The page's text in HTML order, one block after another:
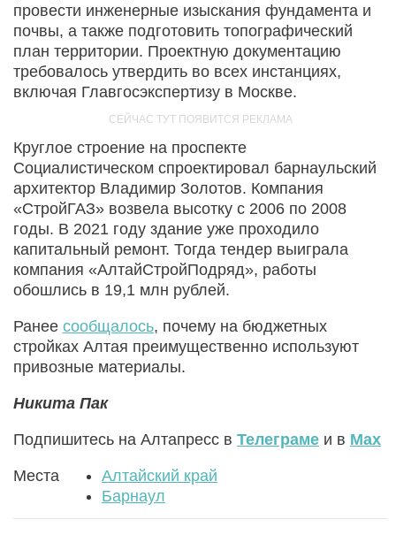
провести инженерные изыскания фундамента и
почвы, а также подготовить топографический
план территории. Проектную документацию
требовалось утвердить во всех инстанциях,
включая Главгосэкспертизу в Москве.
Круглое строение на проспекте
Социалистическом спроектировал барнаульский
архитектор Владимир Золотов. Компания
«СтройГАЗ» возвела высотку с 2006 по 2008
годы. В 2021 году здание уже проходило
капитальный ремонт. Тогда тендер выиграла
компания «АлтайСтройПодряд», работы
обошлись в 19,1 млн рублей.
Ранее сообщалось, почему на бюджетных
стройках Алтая преимущественно используют
привозные материалы.
Никита Пак
Подпишитесь на Алтапресс в Телеграме и в Max
Места
Алтайский край
Барнаул